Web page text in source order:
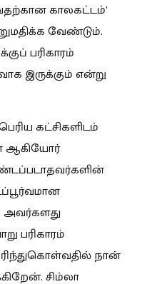
காலகட்டம்’
வேண்டும்.
பரிகாரம்
இருக்கும் என்று
கட்சிகளிடம்
ஆகியோர்
அவர்களது
பரிகாரம்
நான்
சிம்லா